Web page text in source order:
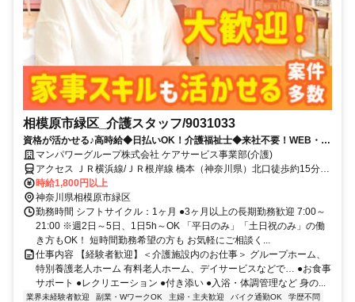
相模原市緑区_介護スタッフ/9031033
資格が活かせる♪高時給◆日払いOK！介護福祉士◆来社不要！WEB・電
話登録ＯＫ◎
マンパワーグループ株式会社 ケアサービス事業部(介護)
アクセス ＪＲ横浜線/ＪＲ根岸線 橋本（神奈川県）北口徒歩約15分、
ＪＲ相模線 橋本（神奈川県）北口徒歩約15分、京王相模原線 橋本
（神奈川県）北口徒歩約15分 車・バイク通勤OK（派遣先による）
時給1,800円以上
神奈川県相模原市緑区
勤務時間 シフトサイクル：1ヶ月 ●3ヶ月以上の長期勤務歓迎 7:00～
21:00 ※週2日～5日、1日5h～OK 「平日のみ」「土日祝のみ」の働
き方もOK！ 短時間勤務希望の方も お気軽にご相談く...
仕事内容 【経験者歓迎】＜介護施設内のお仕事＞ グループホーム、
特別養護老人ホーム 有料老人ホーム、デイサービスなどで… ●お食事
サポート ●レクリエーション ●付き添い ●入浴・体調管理など 身の...
業界未経験者歓迎 副業・WワークOK 主婦・主夫歓迎 バイク通勤OK
学歴不問